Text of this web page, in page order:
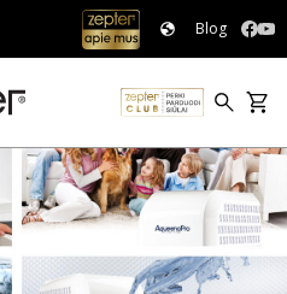
Blog